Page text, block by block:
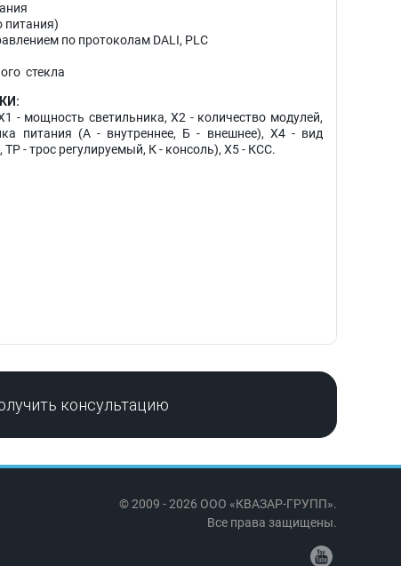
питания)
по протоколам DALI, PLC
стекла
- мощность светильника, X2 - количество модулей,
питания (А - внутреннее, Б - внешнее), X4 - вид
ТР - трос регулируемый, К - консоль), X5 - КСС.
консультацию
© 2009 - 2026 ООО «КВАЗАР-ГРУПП».
Все права защищены.